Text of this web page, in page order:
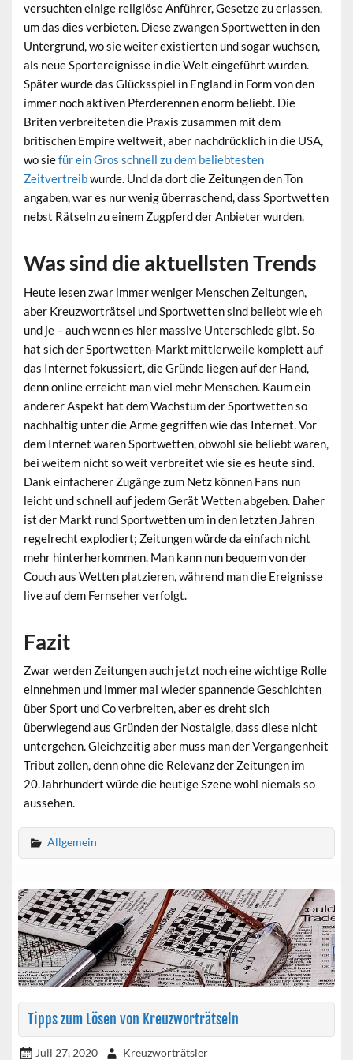
versuchten einige religiöse Anführer, Gesetze zu erlassen,
um das dies verbieten. Diese zwangen Sportwetten in den
Untergrund, wo sie weiter existierten und sogar wuchsen,
als neue Sportereignisse in die Welt eingeführt wurden.
Später wurde das Glücksspiel in England in Form von den
immer noch aktiven Pferderennen enorm beliebt. Die
Briten verbreiteten die Praxis zusammen mit dem
britischen Empire weltweit, aber nachdrücklich in die USA,
wo siefür ein Gros schnell zu dem beliebtesten
Zeitvertreibwurde. Und da dort die Zeitungen den Ton
angaben, war es nur wenig überraschend, dass Sportwetten
nebst Rätseln zu einem Zugpferd der Anbieter wurden.
Was sind die aktuellsten Trends
Heute lesen zwar immer weniger Menschen Zeitungen,
aber Kreuzworträtsel und Sportwetten sind beliebt wie eh
und je – auch wenn es hier massive Unterschiede gibt. So
hat sich der Sportwetten-Markt mittlerweile komplett auf
das Internet fokussiert, die Gründe liegen auf der Hand,
denn online erreicht man viel mehr Menschen. Kaum ein
anderer Aspekt hat dem Wachstum der Sportwetten so
nachhaltig unter die Arme gegriffen wie das Internet. Vor
dem Internet waren Sportwetten, obwohl sie beliebt waren,
bei weitem nicht so weit verbreitet wie sie es heute sind.
Dank einfacherer Zugänge zum Netz können Fans nun
leicht und schnell auf jedem Gerät Wetten abgeben. Daher
ist der Markt rund Sportwetten um in den letzten Jahren
regelrecht explodiert; Zeitungen würde da einfach nicht
mehr hinterherkommen. Man kann nun bequem von der
Couch aus Wetten platzieren, während man die Ereignisse
live auf dem Fernseher verfolgt.
Fazit
Zwar werden Zeitungen auch jetzt noch eine wichtige Rolle
einnehmen und immer mal wieder spannende Geschichten
über Sport und Co verbreiten, aber es dreht sich
überwiegend aus Gründen der Nostalgie, dass diese nicht
untergehen. Gleichzeitig aber muss man der Vergangenheit
Tribut zollen, denn ohne die Relevanz der Zeitungen im
20.Jahrhundert würde die heutige Szene wohl niemals so
aussehen.
Allgemein
Tipps zum Lösen von Kreuzworträtseln
Juli 27, 2020 Kreuzworträtsler